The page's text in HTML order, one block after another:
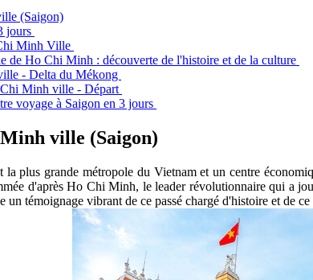
(Saigon)
jours
Minh Ville
de Ho Chi Minh : découverte de l'histoire et de la culture
- Delta du Mékong
Minh ville - Départ
voyage à Saigon en 3 jours
ville (Saigon)
la plus grande métropole du Vietnam et un centre
d'après Ho Chi Minh, le leader révolutionnaire qui a
un témoignage vibrant de ce passé chargé d'histoire et de